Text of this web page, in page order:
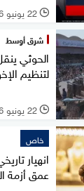
l 22 يونيو 2026
شرق أوسط
الحوثي
لتنظيم
l 22 يونيو 2026
خاص
انهيار
عمق أزمة